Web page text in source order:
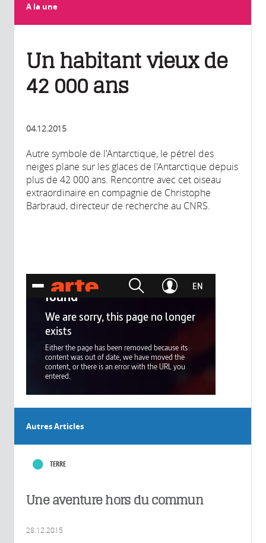
A la une
Un habitant vieux de
42 000 ans
04.12.2015
Autre symbole de l'Antarctique, le pétrel des
neiges plane sur les glaces de l'Antarctique depuis
plus de 42 000 ans. Rencontre avec cet oiseau
extraordinaire en compagnie de Christophe
Barbraud, directeur de recherche au CNRS.
Autres Articles
TERRE
Une aventure hors du commun
28.12.2015